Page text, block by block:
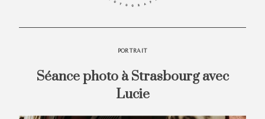
PORTRAIT
Séance photo à Strasbourg avec
Lucie
HEY,